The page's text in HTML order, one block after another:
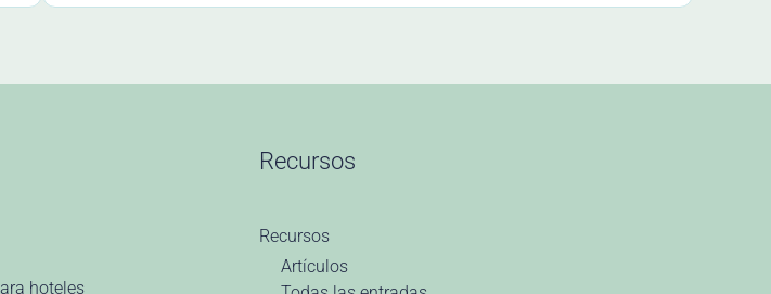
hoteles
Recursos
Recursos
Artículos